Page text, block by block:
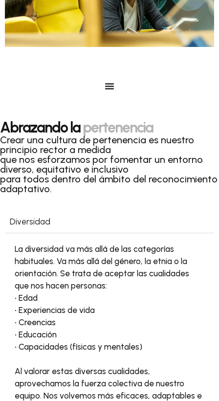
Abrazando lapertenencia
Crear una cultura de pertenencia es nuestro
principio rector a medida
que nos esforzamos por fomentar un entorno
diverso, equitativo e inclusivo
para todos dentro del ámbito del reconocimiento
adaptativo.
Diversidad
La diversidad va más allá de las categorías
habituales. Va más allá del género, la etnia o la
orientación. Se trata de aceptar las cualidades
que nos hacen personas:
• Edad
• Experiencias de vida
• Creencias
• Educación
• Capacidades (físicas y mentales)
Al valorar estas diversas cualidades,
aprovechamos la fuerza colectiva de nuestro
equipo. Nos volvemos más eficaces, adaptables e